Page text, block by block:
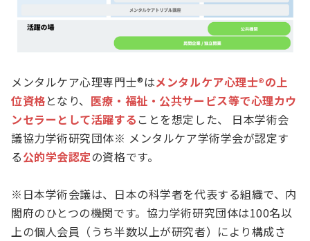
メンタルケア心理専門士®はメンタルケア心理士®の上
位資格となり、 医療・福祉・公共サービス等で心理カウ
ンセラーとして活躍する ことを想定した、 日本学術会
議協力学術研究団体※ メンタルケア学術学会が認定す
る公的学会認定の資格です。
※日本学術会議は、日本の科学者を代表する組織で、内
閣府のひとつの機関です。協力学術研究団体は100名以
上の個人会員（うち半数以上が研究者）により構成さ